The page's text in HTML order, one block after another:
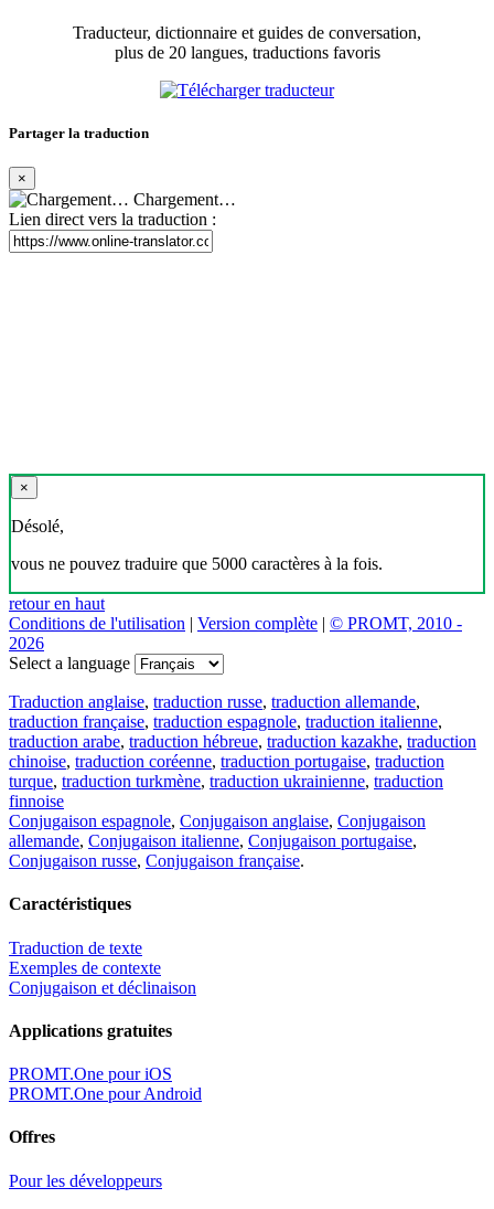
Traducteur, dictionnaire et guides de conversation,
plus de 20 langues, traductions favoris
Partager la traduction
×
Chargement…
Lien direct vers la traduction :
×
Désolé,
vous ne pouvez traduire que 5000 caractères à la fois.
retour en haut
Conditions de l'utilisation | Version complète | © PROMT, 2010 -
2026
Select a language
Traduction anglaise, traduction russe, traduction allemande,
traduction française, traduction espagnole, traduction italienne,
traduction arabe, traduction hébreue, traduction kazakhe, traduction
chinoise, traduction coréenne, traduction portugaise, traduction
turque, traduction turkmène, traduction ukrainienne, traduction
finnoise
Conjugaison espagnole, Conjugaison anglaise, Conjugaison
allemande, Conjugaison italienne, Conjugaison portugaise,
Conjugaison russe, Conjugaison française.
Caractéristiques
Traduction de texte
Exemples de contexte
Conjugaison et déclinaison
Applications gratuites
PROMT.One pour iOS
PROMT.One pour Android
Offres
Pour les développeurs